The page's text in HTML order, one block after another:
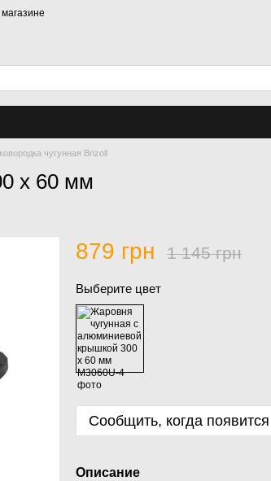
чугунная Brizoll
х 60 мм
879 грн 1 145 грн
Выберите цвет
Сообщить, когда появится
Описание